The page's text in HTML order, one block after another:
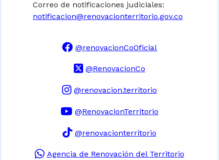
Correo de notificaciones judiciales:
notificacion@renovacionterritorio.gov.co
@renovacionCoOficial
@RenovacionCo
@renovacion.territorio
@RenovacionTerritorio
@renovacionterritorio
Agencia de Renovación del Territorio